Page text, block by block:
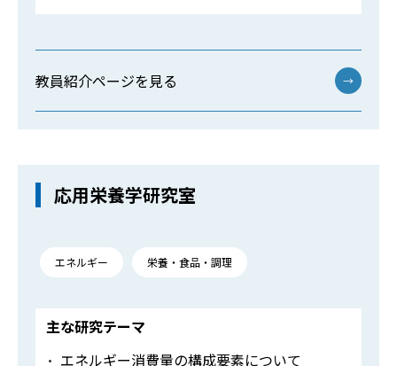
教員紹介ページを見る →
応用栄養学研究室
エネルギー 栄養・食品・調理
主な研究テーマ
エネルギー消費量の構成要素について